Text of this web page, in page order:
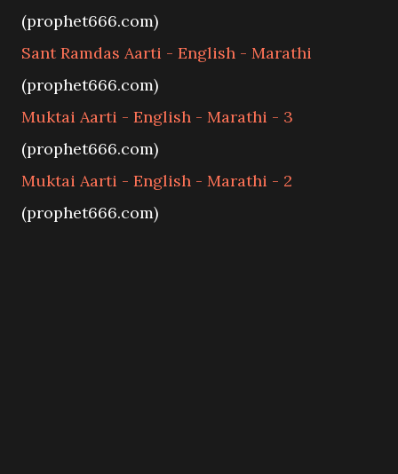
(prophet666.com)
Sant Ramdas Aarti - English - Marathi
(prophet666.com)
Muktai Aarti - English - Marathi - 3
(prophet666.com)
Muktai Aarti - English - Marathi - 2
(prophet666.com)